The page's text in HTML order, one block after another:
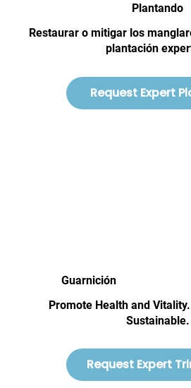
Plantando
Restaurar o mitigar los
plantación
Request Expert
Guarnición
Promote Health and
Sustainable.
Request Expert